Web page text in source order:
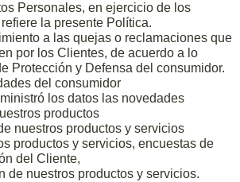
Personales, en ejercicio de los
la presente Política.
a las quejas o reclamaciones que
por los Clientes, de acuerdo a lo
Protección y Defensa del consumidor.
del consumidor
los datos las novedades
productos
nuestros productos y servicios
productos y servicios, encuestas de
del Cliente,
de nuestros productos y servicios.